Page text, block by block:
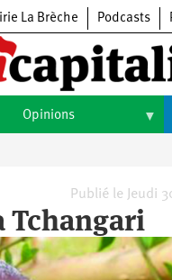
La Brèche Podcasts
Opinions
Publié le Jeudi
Tchangari